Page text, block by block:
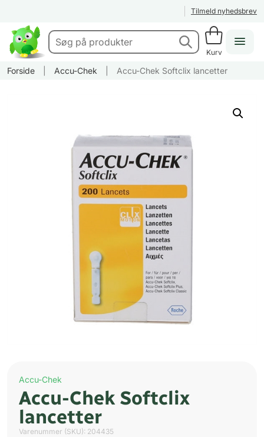
Tilmeld nyhedsbrev
Kurv
Forside Accu-Chek Accu-Chek Softclix lancetter
Accu-Chek
Accu-Chek Softclix
lancetter
Varenummer (SKU): 204435